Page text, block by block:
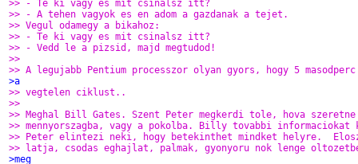
>> - Te ki vagy es mit csinalsz itt?
>> - A tehen vagyok es en adom a gazdanak a tejet.
>> Vegul odamegy a bikahoz:
>> - Te ki vagy es mit csinalsz itt?
>> - Vedd le a pizsid, majd megtudod!
>>
>> A legujabb Pentium processzor olyan gyors, hogy 5
>a
>> vegtelen ciklust..
>>
>> Meghal Bill Gates. Szent Peter megkerdi tole, hova
>> mennyorszagba, vagy a pokolba. Billy tovabbi informaciokat
>> Peter elintezi neki, hogy betekinthet mindket helyre.
>> latja, csodas eghajlat, palmak, gyonyoru nok lenge
>meg